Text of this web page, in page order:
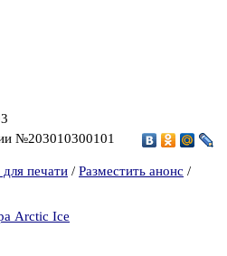
№203010300101
печати / Разместить анонс /
Arctic Ice